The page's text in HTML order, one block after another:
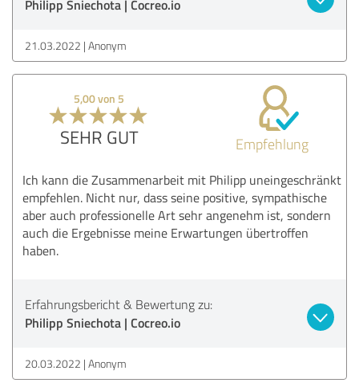
Philipp Sniechota | Cocreo.io
21.03.2022 Anonym
5,00 von 5
SEHR GUT Empfehlung
Ich kann die Zusammenarbeit mit Philipp uneingeschränkt
empfehlen. Nicht nur, dass seine positive, sympathische
aber auch professionelle Art sehr angenehm ist, sondern
auch die Ergebnisse meine Erwartungen übertroffen
haben.
Erfahrungsbericht & Bewertung zu:
Philipp Sniechota | Cocreo.io
20.03.2022 Anonym